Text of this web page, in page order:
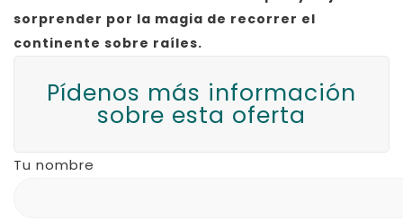
sorprender por la magia de recorrer el
continente sobre raíles.
Pídenos más información
sobre esta oferta
Tu nombre